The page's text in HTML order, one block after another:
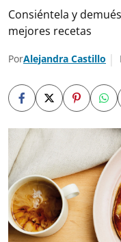
Consiéntela y
mejores recetas
PorAlejandra Castillo